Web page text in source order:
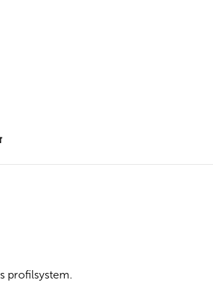
profilsystem.